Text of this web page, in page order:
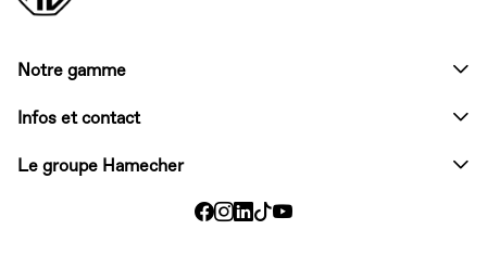
Notre gamme
Infos et contact
Le groupe Hamecher